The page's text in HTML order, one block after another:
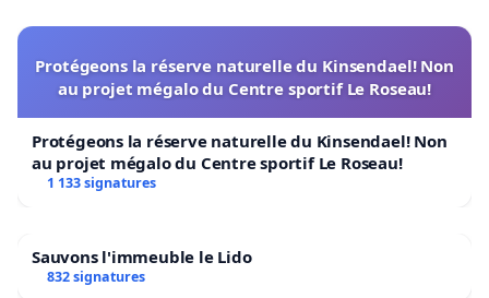
Protégeons la réserve naturelle du Kinsendael! Non
au projet mégalo du Centre sportif Le Roseau!
Protégeons la réserve naturelle du Kinsendael! Non
au projet mégalo du Centre sportif Le Roseau!
1 133 signatures
Sauvons l'immeuble le Lido
832 signatures